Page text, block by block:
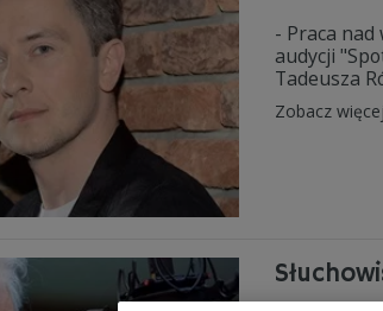
- Praca
audycji
Tadeusza
Zobacz